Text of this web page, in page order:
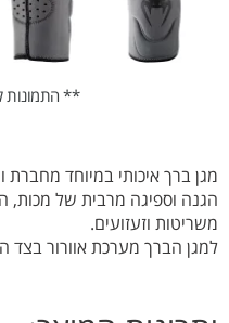
**
מגן ברך איכותי במיוחד מחברת
הגנה וספיגה מרבית של מכות,
משריטות וזעזועים.
למגן הברך מערכת אוורור בצד